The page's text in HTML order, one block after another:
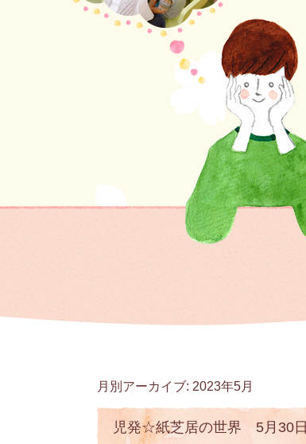
月別アーカイブ: 2023年5月
児発☆紙芝居の世界 5月30日